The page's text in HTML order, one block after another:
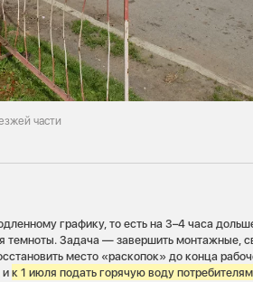
части
графику, то есть на 3–4 часа
темноты. Задача — завершить монтажные,
место «раскопок» до конца
ик 1 июля подать горячую воду